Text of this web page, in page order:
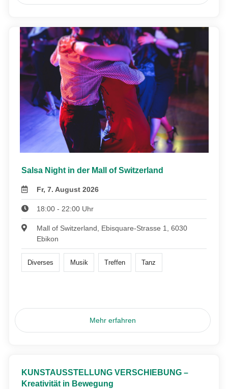
Salsa Night in der Mall of Switzerland
Fr, 7. August 2026
18:00 - 22:00 Uhr
Mall of Switzerland, Ebisquare-Strasse 1, 6030
Ebikon
Diverses Musik Treffen Tanz
Mehr erfahren
KUNSTAUSSTELLUNG VERSCHIEBUNG –
Kreativität in Bewegung